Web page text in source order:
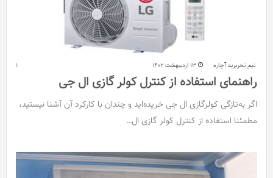
تیم تحریریه آچاره 13 اردیبهشت 1402 1
راهنمای استفاده از کنترل کولر گازی ال جی
اگر به‌تازگی کولرگازی ال جی خریده‌اید و چندان با کارکرد آن آشنا نیستید،
مطمئنا استفاده از کنترل کولر گازی ال…